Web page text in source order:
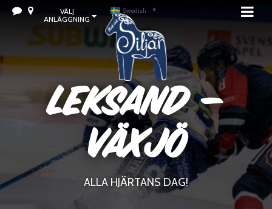
VÄLJ
ANLÄGGNING
Swedish ▼
Leksand –
Växjö
ALLA HJÄRTANS DAG!